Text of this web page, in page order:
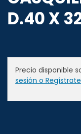
D.40 X
Precio disponible
sesión o Regístrate